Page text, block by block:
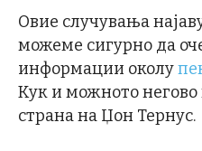
Овие случувања
можеме сигурно да
информации околу
Кук и можното
страна на Џон Тернус.